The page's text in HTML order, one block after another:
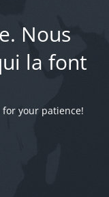
Nous
la font
your patience!